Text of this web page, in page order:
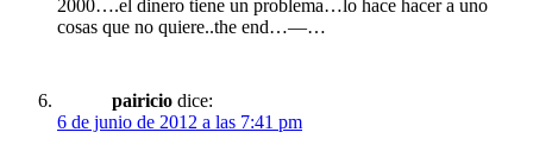
2000….el dinero tiene un problema…lo hace hacer a uno
cosas que no quiere..the end…—…
pairicio dice:
6 de junio de 2012 a las 7:41 pm